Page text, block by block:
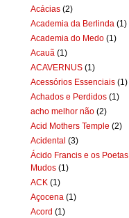
Acácias (2)
Academia da Berlinda (1)
Academia do Medo (1)
Acauã (1)
ACAVERNUS (1)
Acessórios Essenciais (1)
Achados e Perdidos (1)
acho melhor não (2)
Acid Mothers Temple (2)
Acidental (3)
Ácido Francis e os Poetas
Mudos (1)
ACK (1)
Açocena (1)
Acord (1)